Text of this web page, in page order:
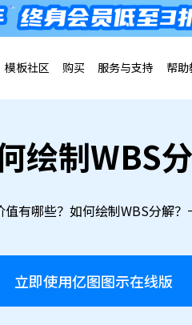
模板社区 购买 服务与支持 帮
绘制WBS
有哪些？如何绘制WBS分解？
立即使用亿图图示在线版